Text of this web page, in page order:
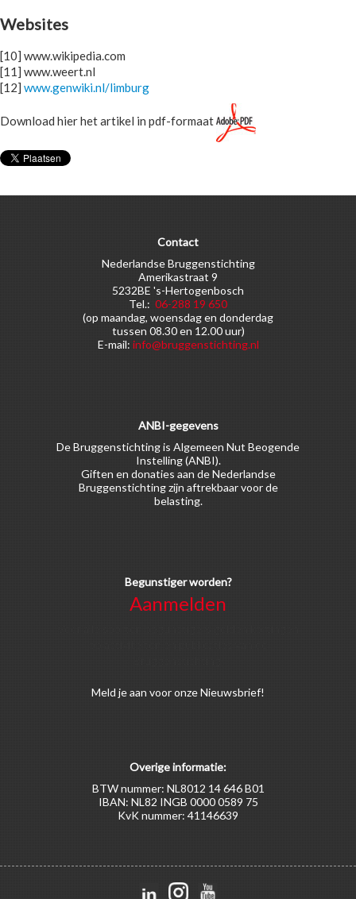
Websites
[10] www.wikipedia.com
[11] www.weert.nl
[12] www.genwiki.nl/limburg
Download hier het artikel in pdf-formaat
Contact
Nederlandse Bruggenstichting
Amerikastraat 9
5232BE 's-Hertogenbosch
Tel.: 06-288 19 650
(op maandag, woensdag en donderdag
tussen 08.30 en 12.00 uur)
E-mail: info@bruggenstichting.nl
ANBI-gegevens
De Bruggenstichting is Algemeen Nut Beogende
Instelling (ANBI).
Giften en donaties aan de Nederlandse
Bruggenstichting zijn aftrekbaar voor de
belasting.
Begunstiger worden?
Aanmelden
Meld je aan voor onze Nieuwsbrief!
Overige informatie:
BTW nummer: NL8012 14 646 B01
IBAN: NL82 INGB 0000 0589 75
KvK nummer: 41146639